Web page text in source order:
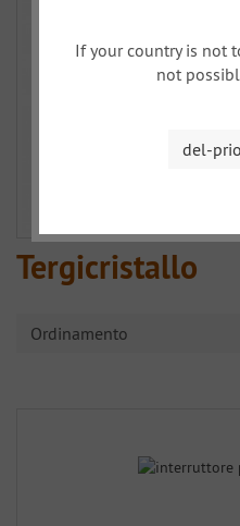
Tergicristallo
Ordinamento
If your country is not
not
del-